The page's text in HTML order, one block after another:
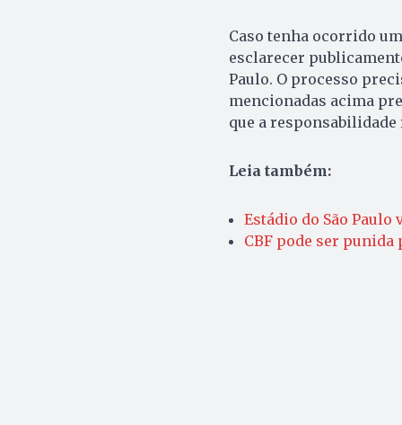
Caso tenha ocorrido
esclarecer
Paulo. O processo
mencionadas acima
que a
Leia também:
Estádio do São
CBF pode ser punida